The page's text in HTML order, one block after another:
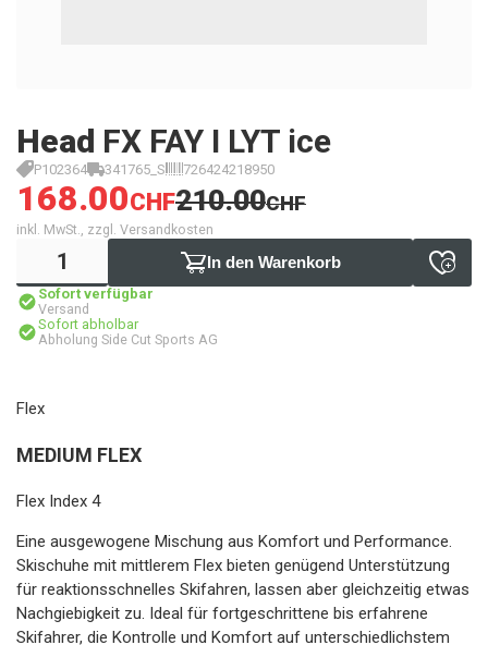
Head FX FAY I LYT ice
P102364 341765_S 726424218950
168.00CHF210.00CHF
inkl. MwSt., zzgl. Versandkosten
In den Warenkorb
Sofort verfügbar
Versand
Sofort abholbar
Abholung Side Cut Sports AG
Flex
MEDIUM FLEX
Flex Index 4
Eine ausgewogene Mischung aus Komfort und Performance.
Skischuhe mit mittlerem Flex bieten genügend Unterstützung
für reaktionsschnelles Skifahren, lassen aber gleichzeitig etwas
Nachgiebigkeit zu. Ideal für fortgeschrittene bis erfahrene
Skifahrer, die Kontrolle und Komfort auf unterschiedlichstem